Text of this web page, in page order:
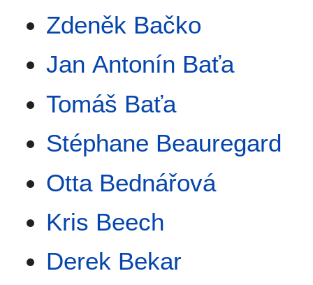
Zdeněk Bačko
Jan Antonín Baťa
Tomáš Baťa
Stéphane Beauregard
Otta Bednářová
Kris Beech
Derek Bekar